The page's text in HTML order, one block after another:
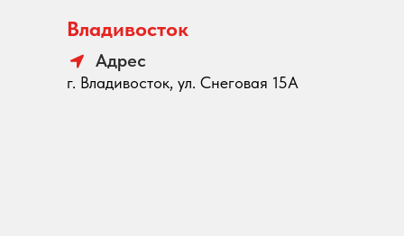
Владивосток
Адрес
г. Владивосток, ул. Снеговая 15А